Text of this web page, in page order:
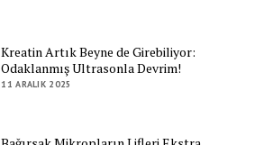
Kreatin Artık Beyne de Girebiliyor:
Odaklanmış Ultrasonla Devrim!
11 ARALIK 2025